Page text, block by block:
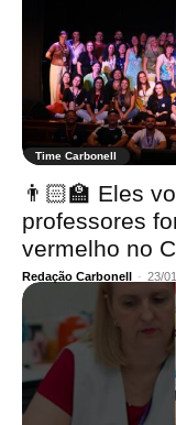
Time Carbonell
👨🏻‍🏫 Eles
professores
vermelho no
Redação Carbonell - 23/